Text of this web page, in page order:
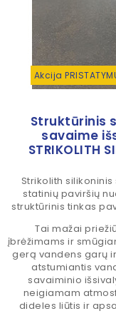
Akcija
Struktūrinis
savaime
STRIKOLITH
Strikolith
statinių paviršių
struktūrinis tinkas
Tai mažai
įbrėžimams ir
gerą vandens garų
atstumiantis
savaiminio
neigiamam
dideles liūtis ir